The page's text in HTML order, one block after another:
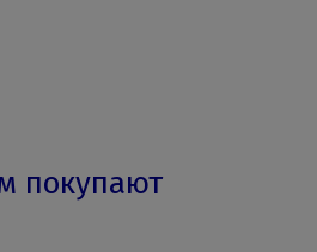
покупают